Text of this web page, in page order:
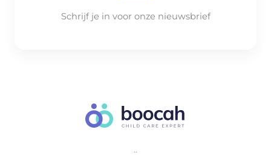
Schrijf je in voor onze nieuwsbrief
..